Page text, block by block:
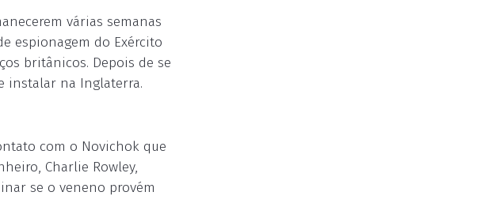
várias semanas
espionagem do Exército
britânicos. Depois de se
instalar na Inglaterra.
com o Novichok que
Charlie Rowley,
se o veneno provém